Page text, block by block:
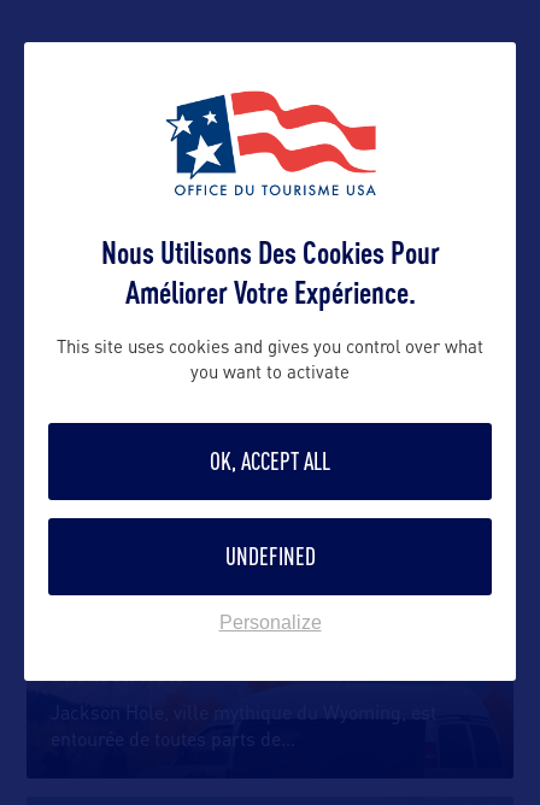
DANS LA MÊME CATEGORIE
VILLE
Jackson Hole, ville mythique du Wyoming, est
entourée de toutes parts de
Nous Utilisons Des Cookies Pour
Améliorer Votre Expérience.
This site uses cookies and gives you control over what
you want to activate
OK, ACCEPT ALL
UNDEFINED
Personalize